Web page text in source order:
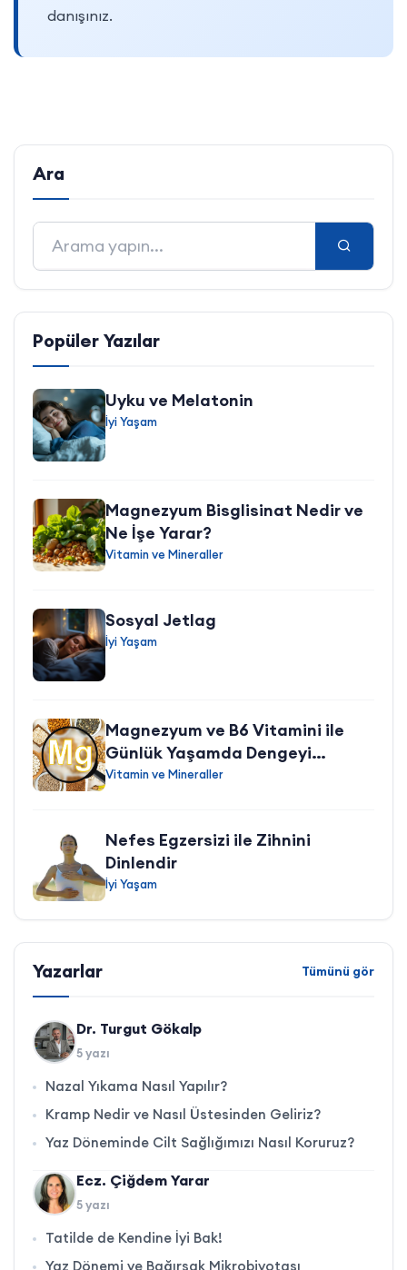
danışınız.
Ara
Popüler Yazılar
Uyku ve Melatonin
İyi Yaşam
Magnezyum Bisglisinat Nedir ve
Ne İşe Yarar?
Vitamin ve Mineraller
Sosyal Jetlag
İyi Yaşam
Magnezyum ve B6 Vitamini ile
Günlük Yaşamda Dengeyi
Desteklemek
Vitamin ve Mineraller
Nefes Egzersizi ile Zihnini
Dinlendir
İyi Yaşam
Yazarlar Tümünü gör
Dr. Turgut Gökalp
5 yazı
Nazal Yıkama Nasıl Yapılır?
Kramp Nedir ve Nasıl Üstesinden Geliriz?
Yaz Döneminde Cilt Sağlığımızı Nasıl Koruruz?
Ecz. Çiğdem Yarar
5 yazı
Tatilde de Kendine İyi Bak!
Yaz Dönemi ve Bağırsak Mikrobiyotası